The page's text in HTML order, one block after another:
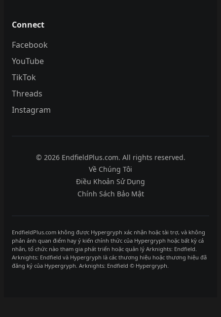
Connect
Facebook
YouTube
TikTok
Threads
Instagram
© 2026 EndfieldPlus.com. All rights reserved.
Về Chúng Tôi
Điều Khoản Sử Dụng
Chính Sách Bảo Mật
EndfieldPlus.com không được Hypergryph xác nhận hoặc tài trợ, và không
phản ánh quan điểm hay ý kiến chính thức của Hypergryph hoặc bất kỳ cá
nhân, tổ chức nào tham gia phát triển hoặc quản lý Arknights: Endfield.
Arknights: Endfield và Hypergryph là các thương hiệu hoặc thương hiệu đã
đăng ký của Hypergryph. Arknights: Endfield © Hypergryph.